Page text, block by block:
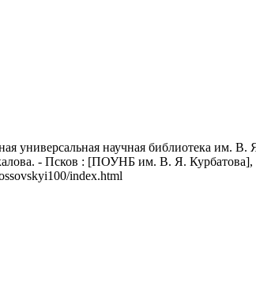
универсальная научная библиотека им.
- Псков : [ПОУНБ им. В. Я.
index.html